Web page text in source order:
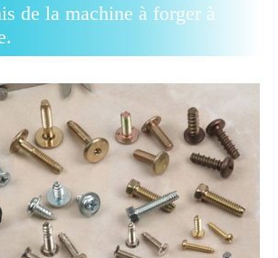
de la machine à forger à